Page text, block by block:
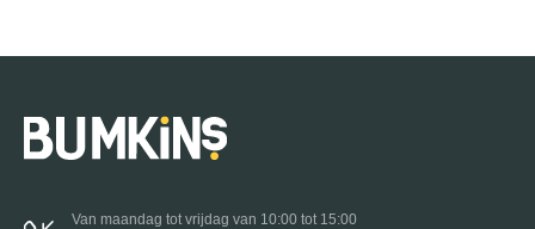
Van maandag tot vrijdag van 10:00 tot 15:00